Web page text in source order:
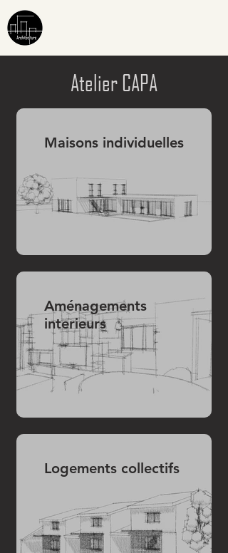
Atelier CAPA
Maisons individuelles
Aménagements
interieurs
Logements collectifs